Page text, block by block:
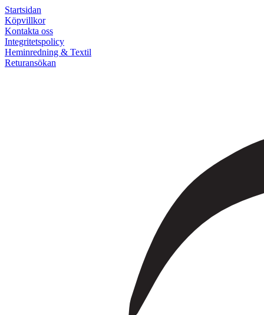
Startsidan
Köpvillkor
Kontakta oss
Integritetspolicy
Heminredning & Textil
Returansökan